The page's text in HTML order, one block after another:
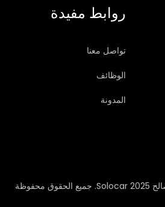
روابط مفيدة
تواصل معنا
الوظائف
المدونة